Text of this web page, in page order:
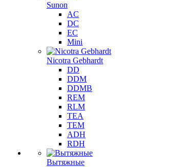
Sunon
AC
DC
EC
Mini
Nicotra Gebhardt
DD
DDM
DDMB
REM
RLM
TEA
TEM
ADH
RDH
Вытяжные